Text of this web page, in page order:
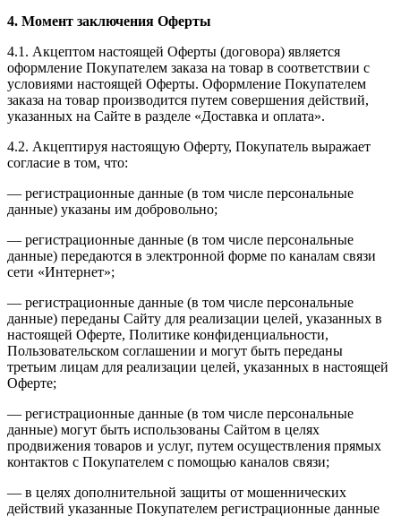
4. Момент заключения Оферты
4.1. Акцептом настоящей Оферты (договора) является
оформление Покупателем заказа на товар в соответствии с
условиями настоящей Оферты. Оформление Покупателем
заказа на товар производится путем совершения действий,
указанных на Сайте в разделе «Доставка и оплата».
4.2. Акцептируя настоящую Оферту, Покупатель выражает
согласие в том, что:
— регистрационные данные (в том числе персональные
данные) указаны им добровольно;
— регистрационные данные (в том числе персональные
данные) передаются в электронной форме по каналам связи
сети «Интернет»;
— регистрационные данные (в том числе персональные
данные) переданы Сайту для реализации целей, указанных в
настоящей Оферте, Политике конфиденциальности,
Пользовательском соглашении и могут быть переданы
третьим лицам для реализации целей, указанных в настоящей
Оферте;
— регистрационные данные (в том числе персональные
данные) могут быть использованы Сайтом в целях
продвижения товаров и услуг, путем осуществления прямых
контактов с Покупателем с помощью каналов связи;
— в целях дополнительной защиты от мошеннических
действий указанные Покупателем регистрационные данные